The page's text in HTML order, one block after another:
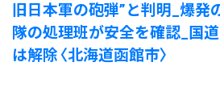
旧日本軍の砲弾”と判明_爆発
隊の処理班が安全を確認_国
は解除〈北海道函館市〉